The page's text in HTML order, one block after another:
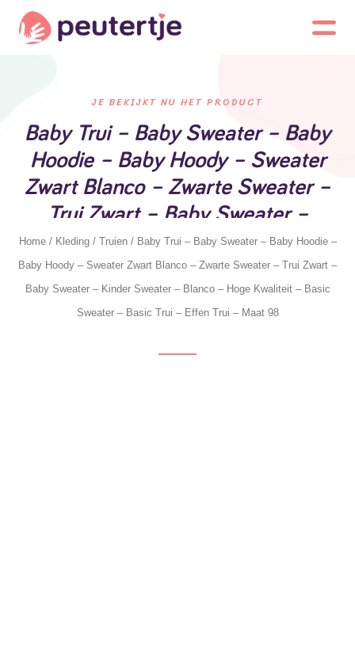
JE BEKIJKT NU HET PRODUCT
Baby Trui – Baby Sweater – Baby
Hoodie – Baby Hoody – Sweater
Zwart Blanco – Zwarte Sweater –
Trui Zwart – Baby Sweater –
Kinder Sweater – Blanco – Hoge
Kwaliteit – Basic Sweater – Basic
Trui – Effen Trui – Maat 98
Home/ Kleding/ Truien/ Baby Trui – Baby Sweater – Baby Hoodie –
Baby Hoody – Sweater Zwart Blanco – Zwarte Sweater – Trui Zwart –
Baby Sweater – Kinder Sweater – Blanco – Hoge Kwaliteit – Basic
Sweater – Basic Trui – Effen Trui – Maat 98